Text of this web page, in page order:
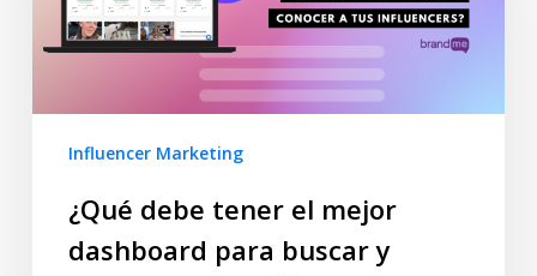
Influencer Marketing
¿Qué debe tener el mejor
dashboard para buscar y